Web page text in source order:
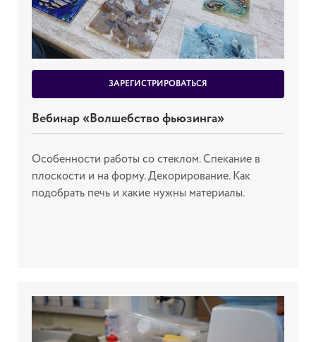
ЗАРЕГИСТРИРОВАТЬСЯ
Вебинар «Волшебство фьюзинга»
Особенности работы со стеклом. Спекание в
плоскости и на форму. Декорирование. Как
подобрать печь и какие нужны материалы.